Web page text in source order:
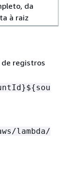
da
à raiz
registros
{sou
lambda/